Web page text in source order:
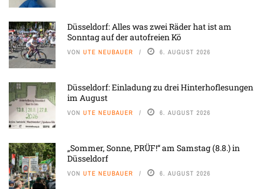
Düsseldorf: Alles was zwei Räder hat ist am
Sonntag auf der autofreien Kö
VON UTE NEUBAUER 6. AUGUST 2026
Düsseldorf: Einladung zu drei Hinterhoflesungen
im August
VON UTE NEUBAUER 6. AUGUST 2026
„Sommer, Sonne, PRÜF!“ am Samstag (8.8.) in
Düsseldorf
VON UTE NEUBAUER 6. AUGUST 2026